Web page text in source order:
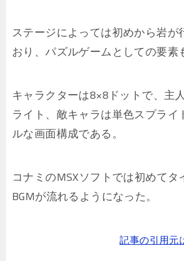
ステージによっては初めから岩
おり、パズルゲームとしての要素
キャラクターは8×8ドットで、主
ライト、敵キャラは単色スプラ
ルな画面構成である。
コナミのMSXソフトでは初めてタ
BGMが流れるようになった。
記事の引用元